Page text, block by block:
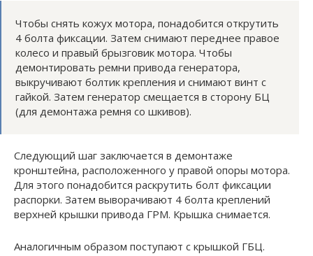
Чтобы снять кожух мотора, понадобится открутить
4 болта фиксации. Затем снимают переднее правое
колесо и правый брызговик мотора. Чтобы
демонтировать ремни привода генератора,
выкручивают болтик крепления и снимают винт с
гайкой. Затем генератор смещается в сторону БЦ
(для демонтажа ремня со шкивов).
Следующий шаг заключается в демонтаже
кронштейна, расположенного у правой опоры мотора.
Для этого понадобится раскрутить болт фиксации
распорки. Затем выворачивают 4 болта креплений
верхней крышки привода ГРМ. Крышка снимается.
Аналогичным образом поступают с крышкой ГБЦ.